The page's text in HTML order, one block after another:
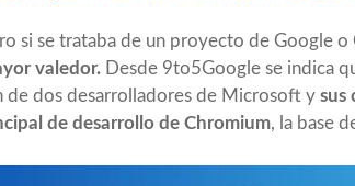
si se trataba de un proyecto de Google
valedor. Desde 9to5Google se indica
dos desarrolladores de Microsoft y sus
de desarrollo de Chromium, la base